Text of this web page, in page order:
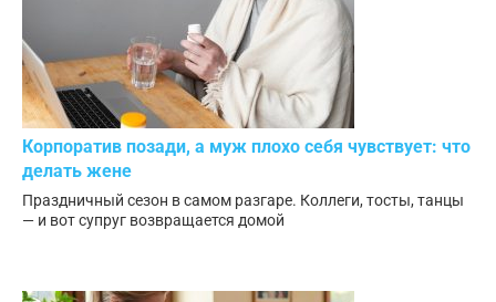
Корпоратив позади, а муж плохо себя чувствует: что
делать жене
Праздничный сезон в самом разгаре. Коллеги, тосты, танцы
— и вот супруг возвращается домой